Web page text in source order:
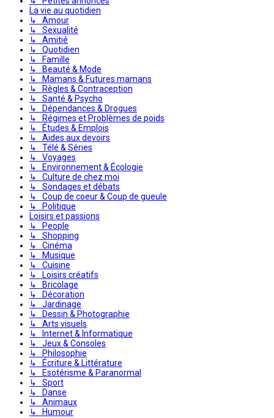
La vie au quotidien
↳ Amour
↳ Sexualité
↳ Amitié
↳ Quotidien
↳ Famille
↳ Beauté & Mode
↳ Mamans & Futures mamans
↳ Règles & Contraception
↳ Santé & Psycho
↳ Dépendances & Drogues
↳ Régimes et Problèmes de poids
↳ Études & Emplois
↳ Aides aux devoirs
↳ Télé & Séries
↳ Voyages
↳ Environnement & Écologie
↳ Culture de chez moi
↳ Sondages et débats
↳ Coup de coeur & Coup de gueule
↳ Politique
Loisirs et passions
↳ People
↳ Shopping
↳ Cinéma
↳ Musique
↳ Cuisine
↳ Loisirs créatifs
↳ Bricolage
↳ Décoration
↳ Jardinage
↳ Dessin & Photographie
↳ Arts visuels
↳ Internet & Informatique
↳ Jeux & Consoles
↳ Philosophie
↳ Écriture & Littérature
↳ Esotérisme & Paranormal
↳ Sport
↳ Danse
↳ Animaux
↳ Humour